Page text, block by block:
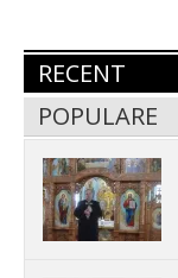
RECENT
POPULARE